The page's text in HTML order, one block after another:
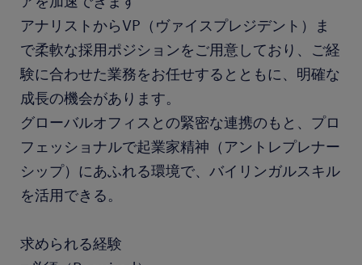
アナリストからVP（ヴァイスプレジデント）ま
で柔軟な採用ポジションをご用意しており、ご経
験に合わせた業務をお任せするとともに、明確な
成長の機会があります。
グローバルオフィスとの緊密な連携のもと、プロ
フェッショナルで起業家精神（アントレプレナー
シップ）にあふれる環境で、バイリンガルスキル
を活用できる。
求められる経験